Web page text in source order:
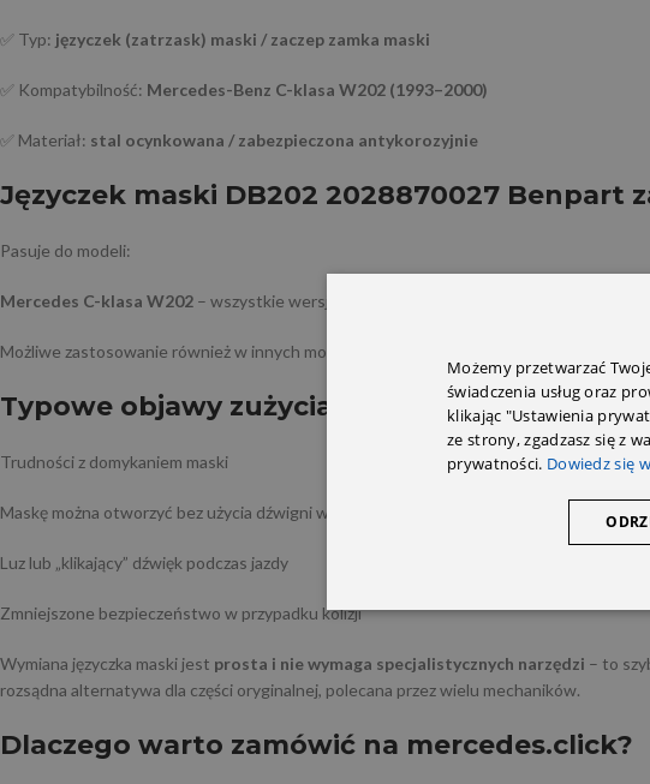
✅ Typ: języczek (zatrzask) maski / zaczep zamka maski
✅ Kompatybilność: Mercedes-Benz C-klasa W202 (1993–2000)
✅ Materiał: stal ocynkowana / zabezpieczona antykorozyjnie
Języczek maski DB202 2028870027 Benpart
Pasuje do modeli:
Mercedes C-klasa W202 – wszystkie wersje nadwoziowe i silnikowe
Możliwe zastosowanie również w innych modelach. Zapraszamy do kontaktu w celu
Typowe objawy zużycia lub uszkodzenia
Trudności z domykaniem maski
Maskę można otworzyć bez użycia dźwigni w kabinie
Luz lub „klikający” dźwięk podczas jazdy
Zmniejszone bezpieczeństwo w przypadku kolizji
Wymiana języczka maski jest prosta i nie wymaga specjalistycznych narzędzi – to
rozsądna alternatywa dla części oryginalnej, polecana przez wielu mechaników.
Dlaczego warto zamówić na mercedes.click?
Możemy przetwarzać
świadczenia usług oraz
klikając "Ustawienia
ze strony, zgadzasz się z
prywatności. Dowiedz się